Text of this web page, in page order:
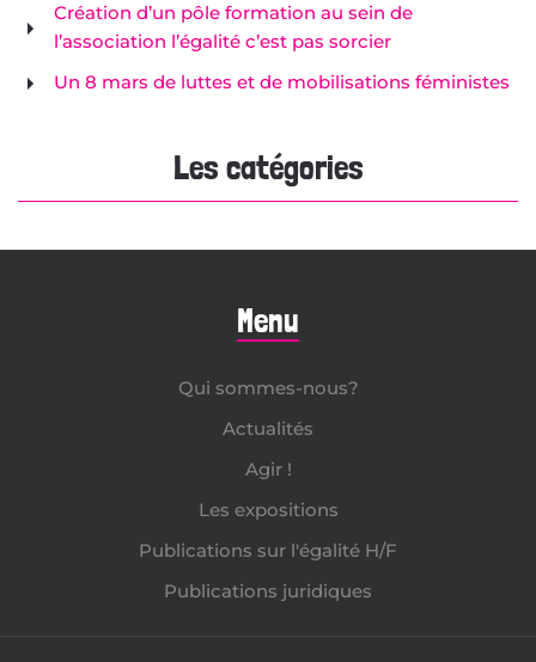
Création d’un pôle formation au sein de
l’association l’égalité c’est pas sorcier
Un 8 mars de luttes et de mobilisations féministes
Les catégories
Menu
Qui sommes-nous?
Actualités
Agir !
Les expositions
Publications sur l'égalité H/F
Publications juridiques